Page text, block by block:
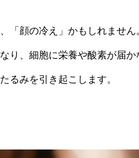
「顔の冷え」かもしれません
り、細胞に栄養や酸素が届
るみを引き起こします。